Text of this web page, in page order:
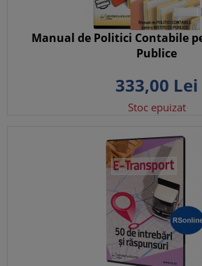
Manual de Politici Contabile
Publice
333,00 Lei
Stoc epuizat